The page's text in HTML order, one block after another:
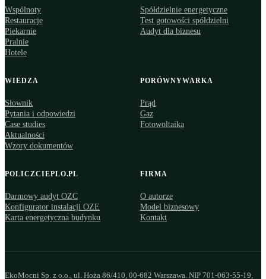
Wspólnoty
Restauracje
Piekarnie
Pralnie
Hotele
Spółdzielnie energetyczne
Test gotowości spółdzielni
Audyt dla biznesu
WIEDZA
Słownik
Pytania i odpowiedzi
Case studies
Aktualności
Wzory dokumentów
PORÓWNYWARKA
Prąd
Gaz
Fotowoltaika
POLICZCIEPLO.PL
Darmowy audyt OZC
Konfigurator instalacji OZE
Karta energetyczna budynku
FIRMA
O autorze
Model biznesowy
Kontakt
EkoMocni Sp. z o.o., ul. Hoża 86/410, 00-682 Warszawa. NIP 701-063-55-19,